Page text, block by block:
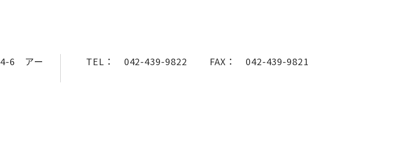
4-6 アー
TEL： 042-439-9822 FAX： 042-439-9821